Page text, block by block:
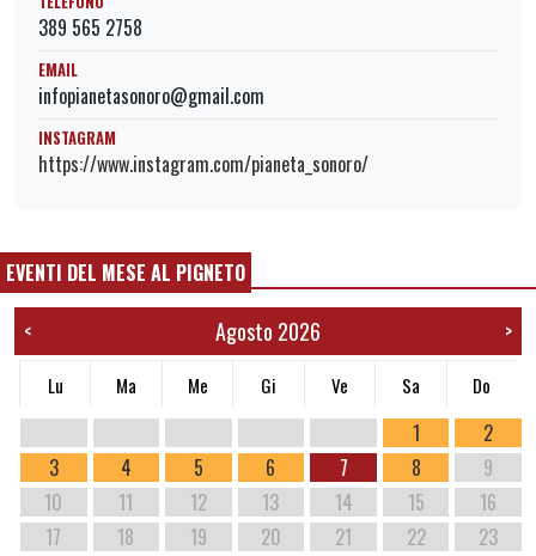
389 565 2758
EMAIL
infopianetasonoro@gmail.com
INSTAGRAM
https://www.instagram.com/pianeta_sonoro/
EVENTI DEL MESE AL PIGNETO
< Agosto 2026 >
Lu Ma Me Gi Ve Sa Do
1
2
3
4 5 6 7 8
9
10
11 12 13 14 15
16
17
18 19 20 21 22
23